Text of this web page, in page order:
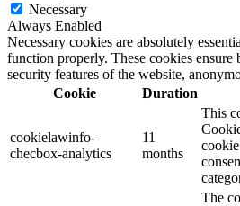
Necessary
Always Enabled
Necessary cookies are absolutely
function properly. These cookies ensure
security features of the website,
Cookie
Duration
cookielawinfo-
checbox-analytics
11
months
This
The